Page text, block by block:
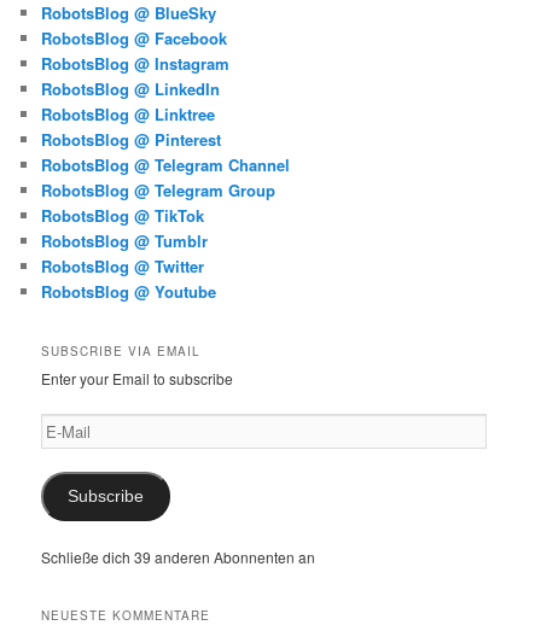
RobotsBlog @ BlueSky
RobotsBlog @ Facebook
RobotsBlog @ Instagram
RobotsBlog @ LinkedIn
RobotsBlog @ Linktree
RobotsBlog @ Pinterest
RobotsBlog @ Telegram Channel
RobotsBlog @ Telegram Group
RobotsBlog @ TikTok
RobotsBlog @ Tumblr
RobotsBlog @ Twitter
RobotsBlog @ Youtube
SUBSCRIBE VIA EMAIL
Enter your Email to subscribe
E-
Mail
Subscribe
Schließe dich 39 anderen Abonnenten an
NEUESTE KOMMENTARE